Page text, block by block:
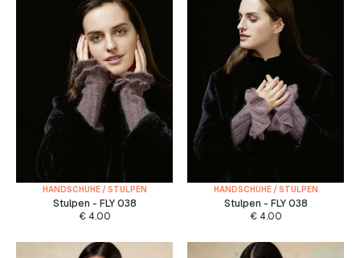
HANDSCHUHE / STULPEN
Stulpen - FLY 038
€4.00
HANDSCHUHE / STULPEN
Stulpen - FLY 038
€4.00